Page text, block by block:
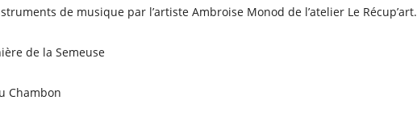
de musique par l’artiste Ambroise Monod de l’atelier Le Récup’art.
de la Semeuse
Chambon